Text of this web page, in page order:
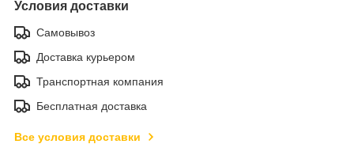
Условия доставки
Самовывоз
Доставка курьером
Транспортная компания
Бесплатная доставка
Все условия доставки